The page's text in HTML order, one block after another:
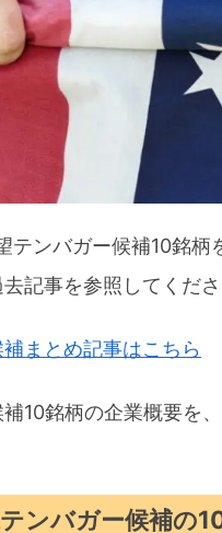
）チャート分析
ァーム）チャート分析
プスタート）チャート
ンベース）チャート分析
ガー候補のパフォー
テンバガー候補10銘
記事を参照してくださ
まとめ記事はこちら
10銘柄の企業概要を
ンバガー候補の